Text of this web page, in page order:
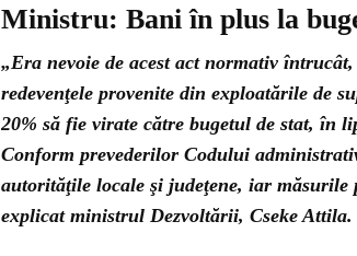
Ministru: Bani în plus la
„Era nevoie de acest act normativ
redevenţele provenite din exploatările de
20% să fie virate către bugetul de stat, în
Conform prevederilor Codului
autorităţile locale şi judeţene, iar măsurile
explicat ministrul Dezvoltării, Cseke Attila.